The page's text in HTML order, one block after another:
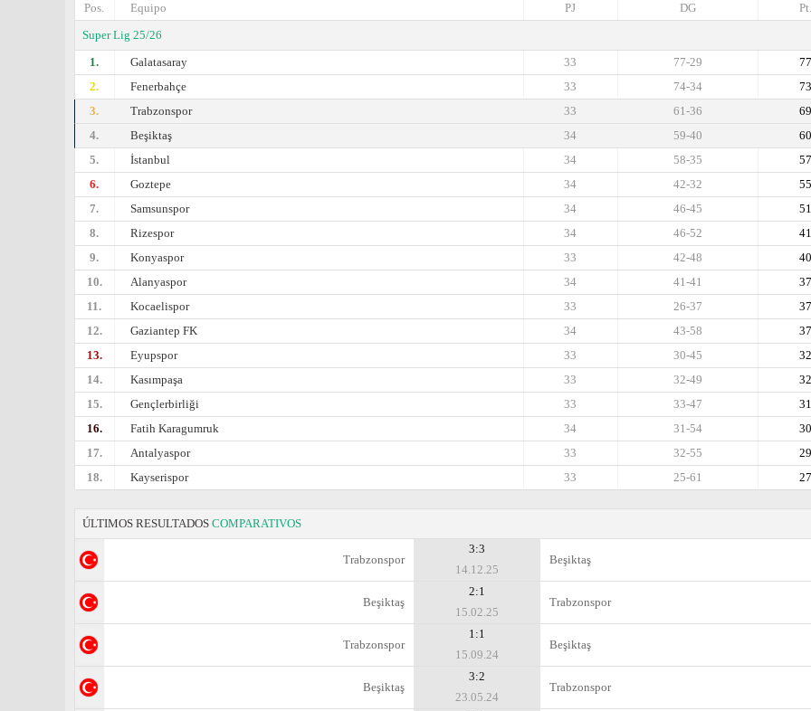
Pos.
Equipo Pt.
DG
PJ
Super Lig 25/26
1.
Galatasaray 77
77-29
33
2.
Fenerbahçe 73
74-34
33
3.
Trabzonspor 69
61-36
33
4.
Beşiktaş 60
59-40
34
5.
İstanbul 57
58-35
34
6.
Goztepe 55
42-32
34
7.
Samsunspor 51
46-45
34
8.
Rizespor 41
46-52
34
9.
Konyaspor 40
42-48
33
10.
Alanyaspor 37
41-41
34
11.
Kocaelispor 37
26-37
33
12.
Gaziantep FK 37
43-58
34
13.
Eyupspor 32
30-45
33
14.
Kasımpaşa 32
32-49
33
15.
Gençlerbirliği 31
33-47
33
16.
Fatih Karagumruk 30
31-54
34
17.
Antalyaspor 29
32-55
33
18.
Kayserispor 27
25-61
33
ÚLTIMOS RESULTADOS COMPARATIVOS
Trabzonspor
3:3
14.12.25
Beşiktaş
Beşiktaş
2:1
15.02.25
Trabzonspor
Trabzonspor
1:1
15.09.24
Beşiktaş
Beşiktaş
3:2
23.05.24
Trabzonspor